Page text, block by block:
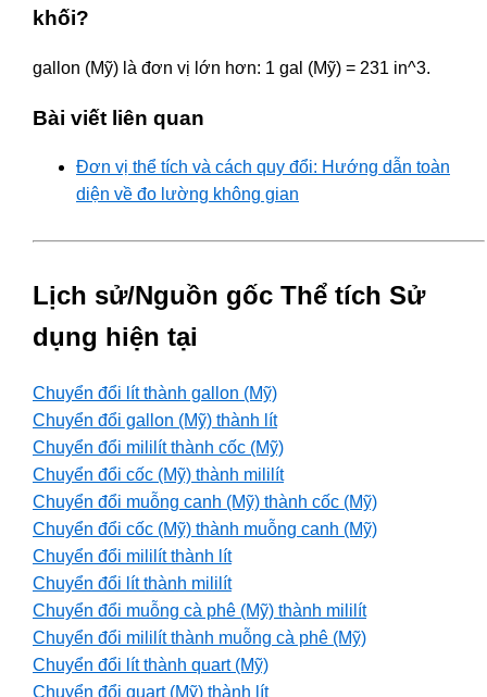
khối?
gallon (Mỹ) là đơn vị lớn hơn: 1 gal (Mỹ) = 231 in^3.
Bài viết liên quan
Đơn vị thể tích và cách quy đổi: Hướng dẫn toàn
diện về đo lường không gian
Lịch sử/Nguồn gốc Thể tích Sử
dụng hiện tại
Chuyển đổi lít thành gallon (Mỹ)
Chuyển đổi gallon (Mỹ) thành lít
Chuyển đổi mililít thành cốc (Mỹ)
Chuyển đổi cốc (Mỹ) thành mililít
Chuyển đổi muỗng canh (Mỹ) thành cốc (Mỹ)
Chuyển đổi cốc (Mỹ) thành muỗng canh (Mỹ)
Chuyển đổi mililít thành lít
Chuyển đổi lít thành mililít
Chuyển đổi muỗng cà phê (Mỹ) thành mililít
Chuyển đổi mililít thành muỗng cà phê (Mỹ)
Chuyển đổi lít thành quart (Mỹ)
Chuyển đổi quart (Mỹ) thành lít